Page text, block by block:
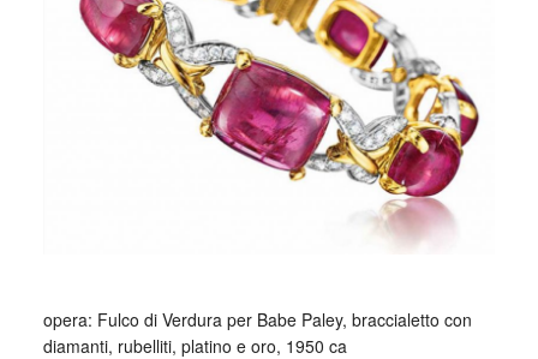
opera: Fulco di Verdura per Babe Paley, braccialetto con
diamanti, rubelliti, platino e oro, 1950 ca